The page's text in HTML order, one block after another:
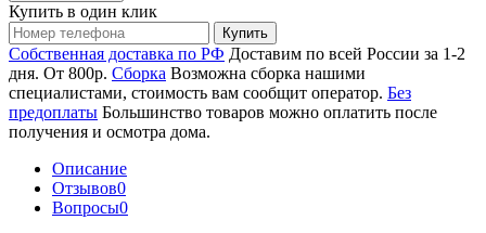
Купить в один клик
Купить
Собственная доставка по РФ Доставим по всей России за 1-2
дня. От 800р. Сборка Возможна сборка нашими
специалистами, стоимость вам сообщит оператор. Без
предоплаты Большинство товаров можно оплатить после
получения и осмотра дома.
Описание
Отзывов0
Вопросы0